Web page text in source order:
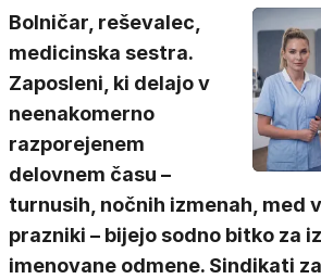
Bolničar, reševalec,
medicinska sestra.
Zaposleni, ki delajo v
neenakomerno
razporejenem
delovnem času –
turnusih, nočnih izmenah, med
prazniki – bijejo sodno bitko za
imenovane odmene. Sindikati